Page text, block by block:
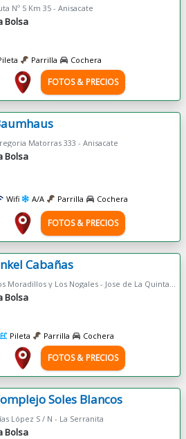
Nº 5 Km 35 - Anisacate
Bolsa
Parrilla Cochera
FOTOS & PRECIOS
Matorras 333 - Anisacate
Bolsa
Wifi A/A Parrilla Cochera
FOTOS & PRECIOS
Cabañas
Bolsa
Pileta Parrilla Cochera
FOTOS & PRECIOS
Soles Blancos
López S / N - La Serranita
Bolsa